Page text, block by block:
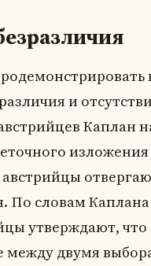
и
Каплан
По словам Каплана
утверждают, что
между двумя